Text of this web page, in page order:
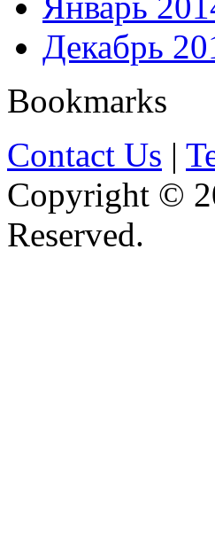
Декабрь
Bookmarks
Contact Us |
Copyright ©
Reserved.